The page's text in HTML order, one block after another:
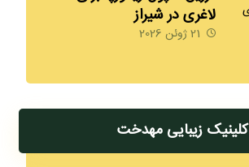
لاغری در شیراز
09170008792
21 ژوئن 2026
کلینیک زیبایی مهدخت